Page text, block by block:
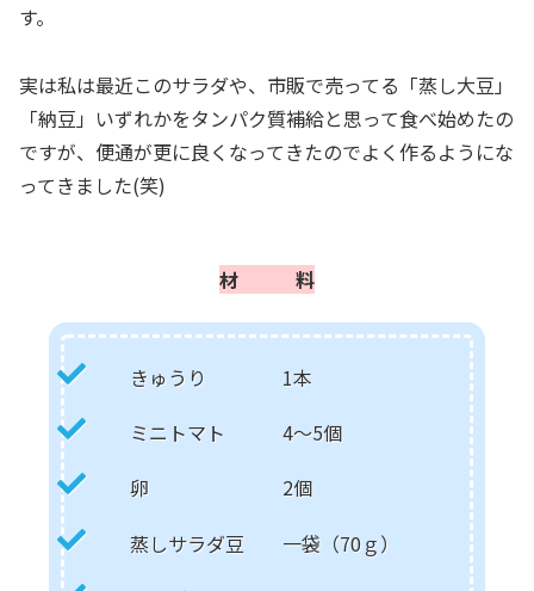
す。
実は私は最近このサラダや、市販で売ってる「蒸し大豆」
「納豆」いずれかをタンパク質補給と思って食べ始めたの
ですが、便通が更に良くなってきたのでよく作るようにな
ってきました(笑)
材 料
きゅうり 1本
ミニトマト 4～5個
卵 2個
蒸しサラダ豆 一袋（70ｇ）